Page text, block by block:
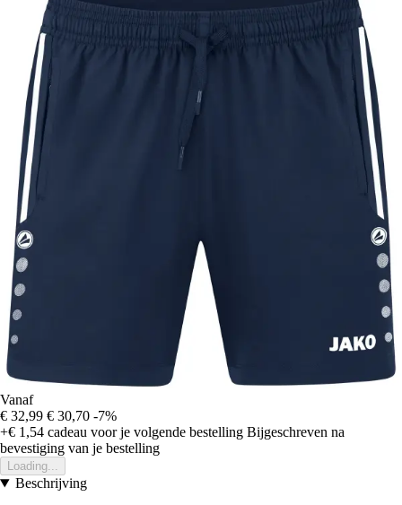
Vanaf
€ 32,99 € 30,70 -7%
+€ 1,54 cadeau voor je volgende bestelling Bijgeschreven na
bevestiging van je bestelling
Loading...
Beschrijving